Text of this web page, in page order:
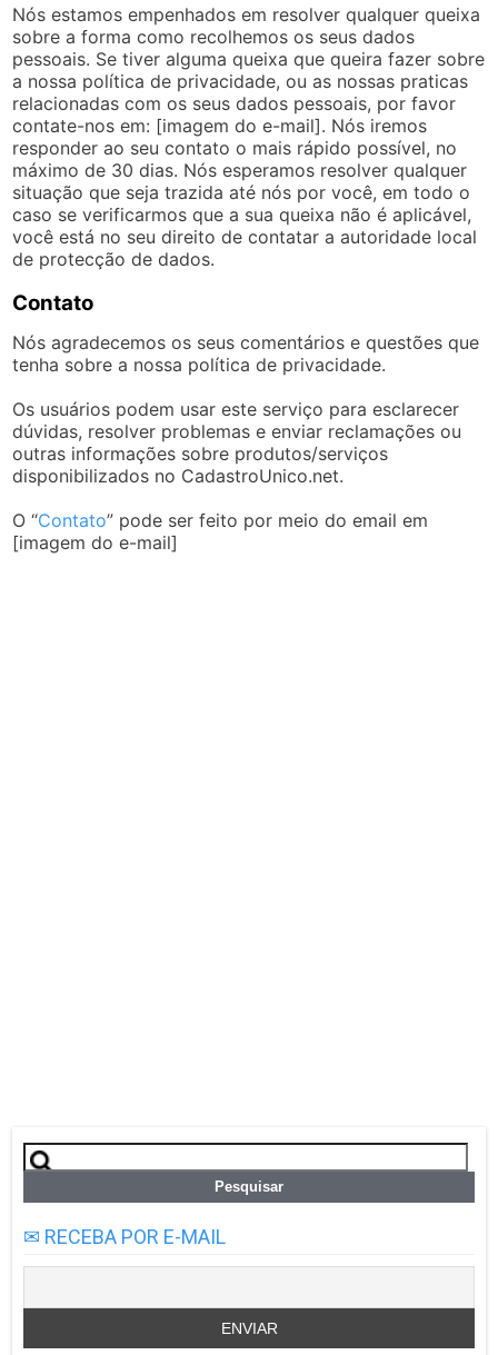
Nós estamos empenhados em resolver qualquer queixa
sobre a forma como recolhemos os seus dados
pessoais. Se tiver alguma queixa que queira fazer sobre
a nossa política de privacidade, ou as nossas praticas
relacionadas com os seus dados pessoais, por favor
contate-nos em: [imagem do e-mail]. Nós iremos
responder ao seu contato o mais rápido possível, no
máximo de 30 dias. Nós esperamos resolver qualquer
situação que seja trazida até nós por você, em todo o
caso se verificarmos que a sua queixa não é aplicável,
você está no seu direito de contatar a autoridade local
de protecção de dados.
Contato
Nós agradecemos os seus comentários e questões que
tenha sobre a nossa política de privacidade.
Os usuários podem usar este serviço para esclarecer
dúvidas, resolver problemas e enviar reclamações ou
outras informações sobre produtos/serviços
disponibilizados no CadastroUnico.net.
O “Contato” pode ser feito por meio do email em
[imagem do e-mail]
Pesquisar
por:
✉ RECEBA POR E-MAIL